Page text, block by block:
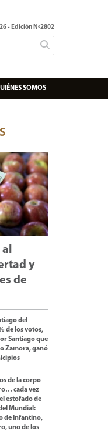
- Edición Nº2802
SOMOS
y
de
del
de los votos,
Santiago que
Zamora, ganó
de la corpo
cada vez
estofado de
Mundial:
de Infantino,
uno de los